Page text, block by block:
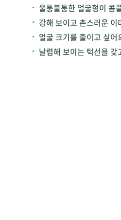
울퉁불퉁한 얼굴형이 콤
강해 보이고 촌스러운
얼굴 크기를 줄이고 싶어
날렵해 보이는 턱선을 갖